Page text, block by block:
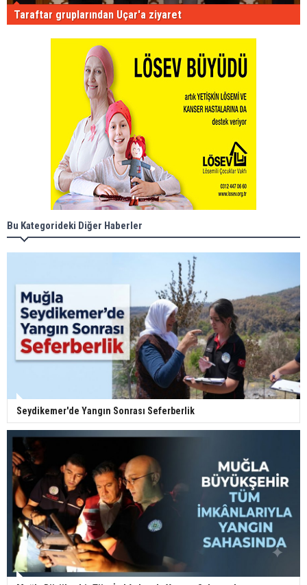
Taraftar gruplarından Uçar'a ziyaret
Bu Kategorideki Diğer Haberler
Seydikemer'de Yangın Sonrası Seferberlik